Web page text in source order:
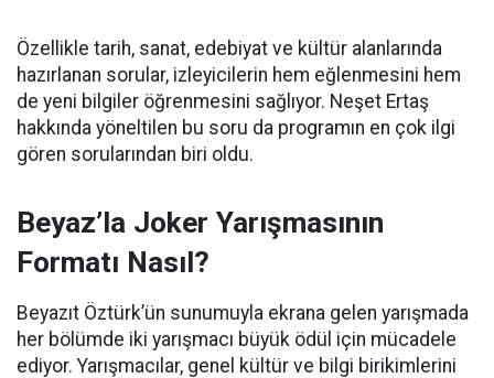
Özellikle tarih, sanat, edebiyat ve kültür alanlarında
hazırlanan sorular, izleyicilerin hem eğlenmesini hem
de yeni bilgiler öğrenmesini sağlıyor. Neşet Ertaş
hakkında yöneltilen bu soru da programın en çok ilgi
gören sorularından biri oldu.
Beyaz’la Joker Yarışmasının
Formatı Nasıl?
Beyazıt Öztürk’ün sunumuyla ekrana gelen yarışmada
her bölümde iki yarışmacı büyük ödül için mücadele
ediyor. Yarışmacılar, genel kültür ve bilgi birikimlerini